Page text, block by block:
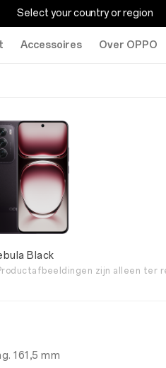
Select your country or region
Accessoires Over OPPO
Black
zijn alleen ter
161,5 mm